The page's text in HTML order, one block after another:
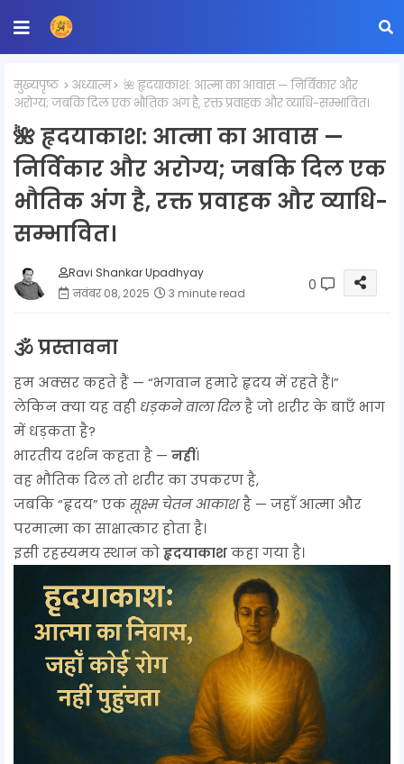
मुख्यपृष्ठ अध्यात्म
🌺 हृदयाकाश: आत्मा का आवास — निर्विकार और
अरोग्य; जबकि दिल एक भौतिक अंग है, रक्त प्रवाहक और व्याधि-सम्भावित।
🌺 हृदयाकाश: आत्मा का आवास —
निर्विकार और अरोग्य; जबकि दिल एक
भौतिक अंग है, रक्त प्रवाहक और व्याधि-
सम्भावित।
Ravi Shankar Upadhyay
नवंबर 08, 2025
3 minute read 0
🕉️ प्रस्तावना
हम अक्सर कहते हैं — “भगवान हमारे हृदय में रहते हैं।”
लेकिन क्या यह वही धड़कने वाला दिलहै जो शरीर के बाएँ भाग
में धड़कता है?
भारतीय दर्शन कहता है — नहीं।
वह भौतिक दिल तो शरीर का उपकरण है,
जबकि “हृदय” एकसूक्ष्म चेतन आकाशहै — जहाँ आत्मा और
परमात्मा का साक्षात्कार होता है।
इसी रहस्यमय स्थान कोहृदयाकाशकहा गया है।